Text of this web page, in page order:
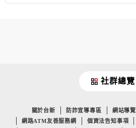
社群總覽
關於台新 防詐宣導專區 網站導覽
網路ATM友善服務網
個資法告知事項